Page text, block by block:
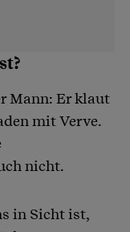
Mann: Er klaut
mit Verve.
nicht.
in Sicht ist,